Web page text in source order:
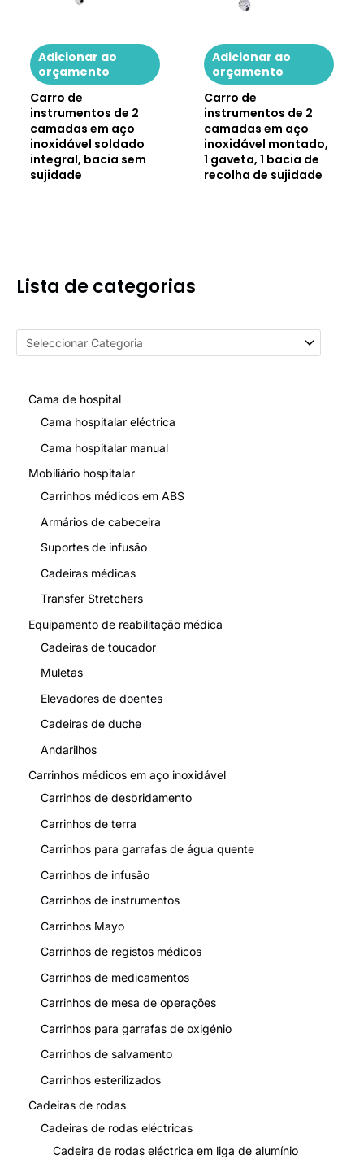
Lista de categorias
Cama de hospital
Cama hospitalar eléctrica
Cama hospitalar manual
Mobiliário hospitalar
Carrinhos médicos em ABS
Armários de cabeceira
Suportes de infusão
Cadeiras médicas
Transfer Stretchers
Equipamento de reabilitação médica
Cadeiras de toucador
Muletas
Elevadores de doentes
Cadeiras de duche
Andarilhos
Carrinhos médicos em aço inoxidável
Carrinhos de desbridamento
Carrinhos de terra
Carrinhos para garrafas de água quente
Carrinhos de infusão
Carrinhos de instrumentos
Carrinhos Mayo
Carrinhos de registos médicos
Carrinhos de medicamentos
Carrinhos de mesa de operações
Carrinhos para garrafas de oxigénio
Carrinhos de salvamento
Carrinhos esterilizados
Cadeiras de rodas
Cadeiras de rodas eléctricas
Cadeira de rodas eléctrica em liga de alumínio
4. Que métodos de pagamento
Oferecemos condições de pagamento flexíveis por T/T
para grandes quantidades. Clientes antigos ou
compradores de grandes volumes podem negociar
condições personalizadas com a nossa equipa de
vendas.
Se tiver mais informações a conhecer, pode contactar-
Adicionar ao
orçamento
Carro de
instrumentos de 2
camadas em aço
inoxidável soldado
integral, bacia sem
sujidade
Adicionar ao
orçamento
Carro de
instrumentos de 2
camadas em aço
inoxidável montado,
1 gaveta, 1 bacia de
recolha de sujidade